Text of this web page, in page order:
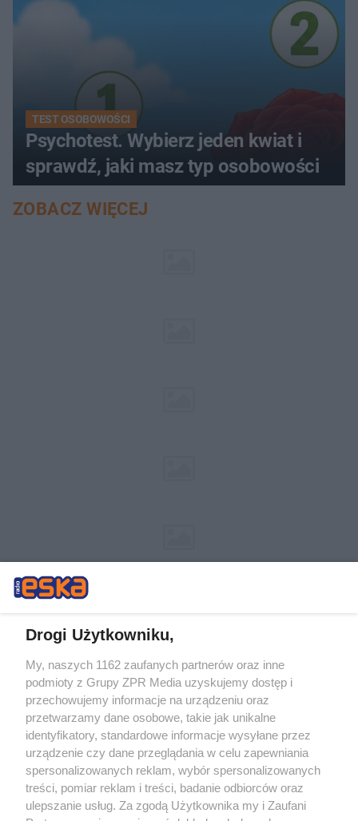
TEST OSOBOWOŚCI
Psychotest. Wybierz jeden kwiat i
sprawdź, jaki masz typ osobowości
ZOBACZ WIĘCEJ
Żaden utwór zamieszczony w serwisie nie może być powielany i
rozpowszechniany lub dalej rozpowszechniany w jakikolwiek sposób (w
tym także elektroniczny lub mechaniczny) na jakimkolwiek polu
eksploatacji w jakiejkolwiek formie, włącznie z umieszczaniem w
Internecie bez pisemnej zgody właściciela praw. Jakiekolwiek użycie lub
wykorzystanie utworów w całości lub w części z naruszeniem prawa,
tzn. bez właściwej zgody, jest zabronione pod groźbą kary i może być
ścigane prawnie.
Drogi Użytkowniku,
My, naszych 1162 zaufanych partnerów oraz inne
podmioty z Grupy ZPR Media uzyskujemy dostęp i
przechowujemy informacje na urządzeniu oraz
przetwarzamy dane osobowe, takie jak unikalne
identyfikatory, standardowe informacje wysyłane przez
urządzenie czy dane przeglądania w celu zapewniania
spersonalizowanych reklam, wybór spersonalizowanych
treści, pomiar reklam i treści, badanie odbiorców oraz
ulepszanie usług. Za zgodą Użytkownika my i Zaufani